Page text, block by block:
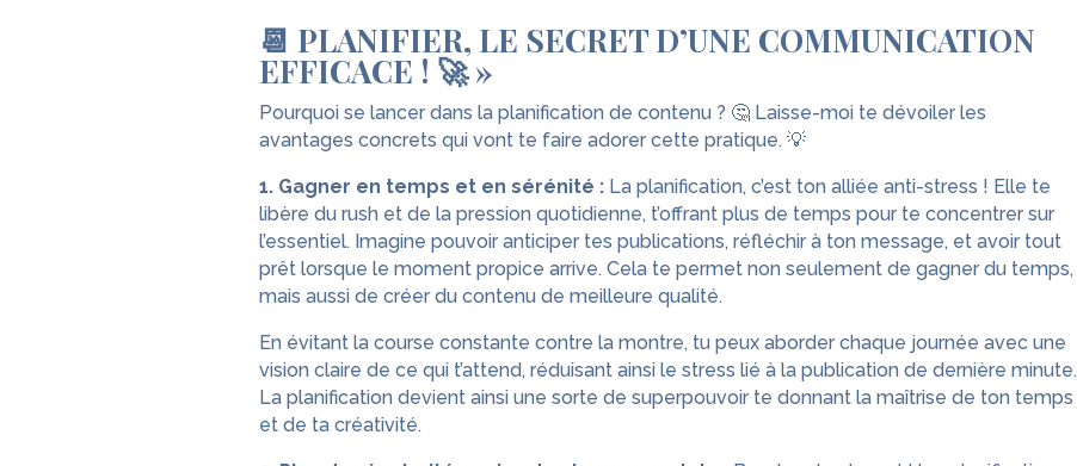
📆 PLANIFIER, LE SECRET D’UNE COMMUNICATION
EFFICACE ! 🚀 »
Pourquoi se lancer dans la planification de contenu ? 🤔 Laisse-moi te dévoiler les
avantages concrets qui vont te faire adorer cette pratique. 💡
1. Gagner en temps et en sérénité :La planification, c’est ton alliée anti-stress ! Elle te
libère du rush et de la pression quotidienne, t’offrant plus de temps pour te concentrer sur
l’essentiel. Imagine pouvoir anticiper tes publications, réfléchir à ton message, et avoir tout
prêt lorsque le moment propice arrive. Cela te permet non seulement de gagner du temps,
mais aussi de créer du contenu de meilleure qualité.
En évitant la course constante contre la montre, tu peux aborder chaque journée avec une
vision claire de ce qui t’attend, réduisant ainsi le stress lié à la publication de dernière minute.
La planification devient ainsi une sorte de superpouvoir te donnant la maîtrise de ton temps
et de ta créativité.